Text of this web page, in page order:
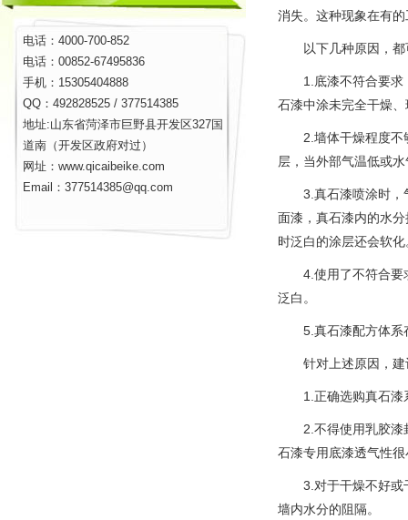
电话：4000-700-852
电话：00852-67495836
手机：15305404888
QQ：492828525 / 377514385
地址:山东省菏泽市巨野县开发区327国
道南（开发区政府对过）
网址：www.qicaibeike.com
Email：377514385@qq.com
消失。这种现象在有
以下几种原因，都
1.底漆不符合要求，
石漆中涂未完全干燥
2.墙体干燥程度不够
层，当外部气温低或
3.真石漆喷涂时，气
面漆，真石漆内的水
时泛白的涂层还会软化
4.使用了不符合要求
泛白。
5.真石漆配方体系存
针对上述原因，建
1.正确选购真石漆系
2.不得使用乳胶漆封
石漆专用底漆透气性
3.对于干燥不好或干
墙内水分的阻隔。